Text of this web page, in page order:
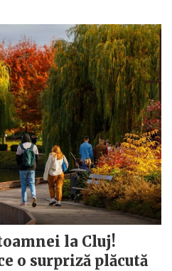
la Cluj!
o surpriză plăcută